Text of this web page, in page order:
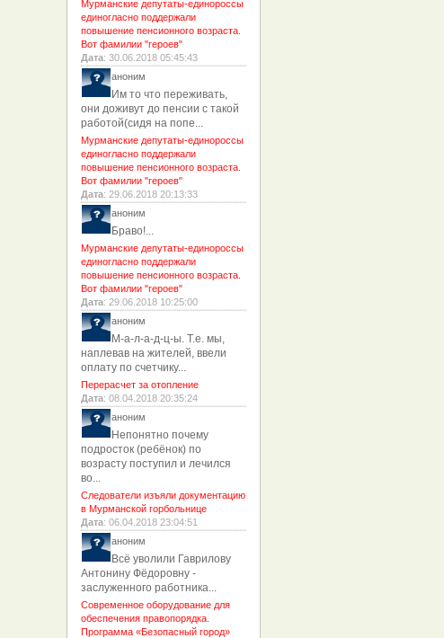
Мурманские депутаты-единороссы
единогласно поддержали
повышение пенсионного возраста.
Вот фамилии "героев"
Дата: 30.06.2018 05:45:43
аноним
Им то что переживать,
они доживут до пенсии с такой
работой(сидя на попе...
Мурманские депутаты-единороссы
единогласно поддержали
повышение пенсионного возраста.
Вот фамилии "героев"
Дата: 29.06.2018 20:13:33
аноним
Браво!...
Мурманские депутаты-единороссы
единогласно поддержали
повышение пенсионного возраста.
Вот фамилии "героев"
Дата: 29.06.2018 10:25:00
аноним
М-а-л-а-д-ц-ы. Т.е. мы,
наплевав на жителей, ввели
оплату по счетчику...
Перерасчет за отопление
Дата: 08.04.2018 20:35:24
аноним
Непонятно почему
подросток (ребёнок) по
возрасту поступил и лечился
во...
Следователи изъяли документацию
в Мурманской горбольнице
Дата: 06.04.2018 23:04:51
аноним
Всё уволили Гаврилову
Антонину Фёдоровну -
заслуженного работника...
Современное оборудование для
обеспечения правопорядка.
Программа «Безопасный город»